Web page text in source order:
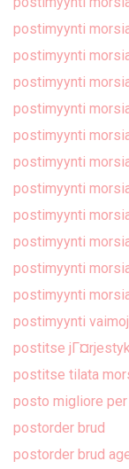
postimyynti
postimyynti
postimyynti
postimyynti
postimyynti
postimyynti
postimyynti
postimyynti
postimyynti
postimyynti
postimyynti
postimyynti
postitse
postitse tilata
posto migliore
postorder brud
postorder brud